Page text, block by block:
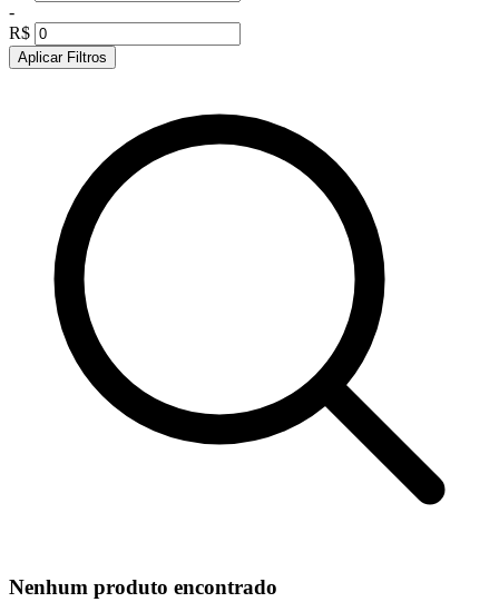
-
R$
Aplicar Filtros
Nenhum produto encontrado